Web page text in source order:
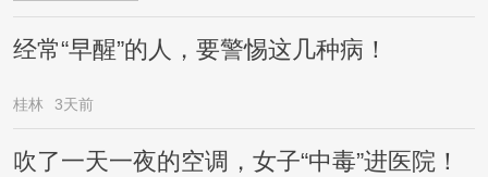
经常“早醒”的人，要警惕这几种病！
桂林 3天前
吹了一天一夜的空调，女子“中毒”进医院！